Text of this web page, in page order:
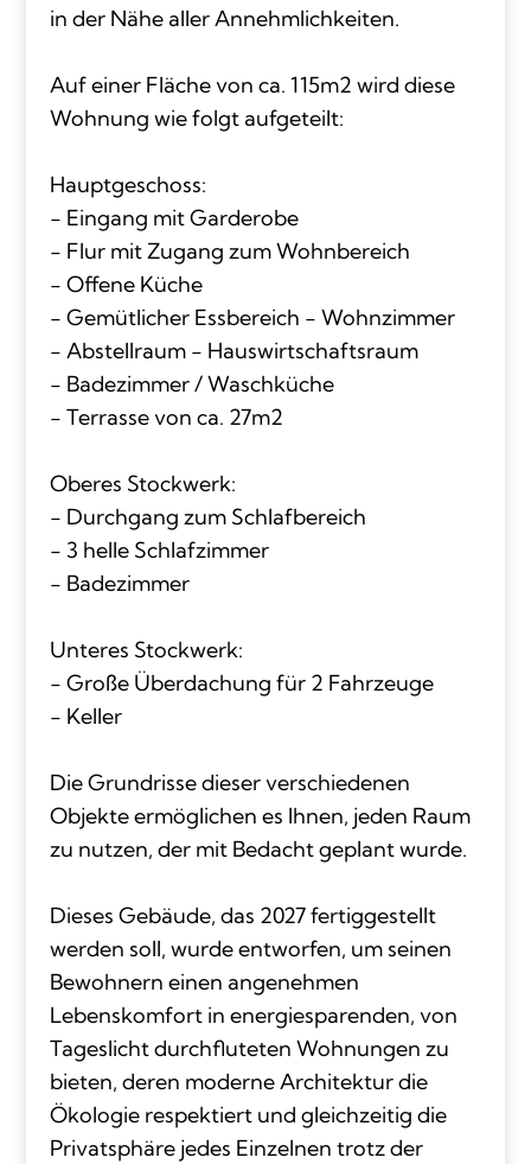
in der Nähe aller Annehmlichkeiten.
Auf einer Fläche von ca. 115m2 wird diese
Wohnung wie folgt aufgeteilt:
Hauptgeschoss:
- Eingang mit Garderobe
- Flur mit Zugang zum Wohnbereich
- Offene Küche
- Gemütlicher Essbereich - Wohnzimmer
- Abstellraum - Hauswirtschaftsraum
- Badezimmer / Waschküche
- Terrasse von ca. 27m2
Oberes Stockwerk:
- Durchgang zum Schlafbereich
- 3 helle Schlafzimmer
- Badezimmer
Unteres Stockwerk:
- Große Überdachung für 2 Fahrzeuge
- Keller
Die Grundrisse dieser verschiedenen
Objekte ermöglichen es Ihnen, jeden Raum
zu nutzen, der mit Bedacht geplant wurde.
Dieses Gebäude, das 2027 fertiggestellt
werden soll, wurde entworfen, um seinen
Bewohnern einen angenehmen
Lebenskomfort in energiesparenden, von
Tageslicht durchfluteten Wohnungen zu
bieten, deren moderne Architektur die
Ökologie respektiert und gleichzeitig die
Privatsphäre jedes Einzelnen trotz der